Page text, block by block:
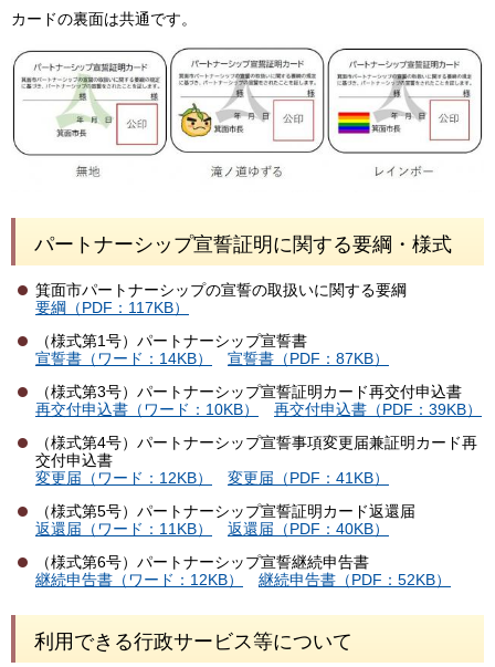
カードの裏面は共通です。
パートナーシップ宣誓証明に関する要綱・様式
箕面市パートナーシップの宣誓の取扱いに関する要綱
要綱（PDF：117KB）
（様式第1号）パートナーシップ宣誓書
宣誓書（ワード：14KB）
宣誓書（PDF：87KB）
（様式第3号）パートナーシップ宣誓証明カード再交付申込書
再交付申込書（ワード：10KB）
再交付申込書（PDF：39KB）
（様式第4号）パートナーシップ宣誓事項変更届兼証明カード再
交付申込書
変更届（ワード：12KB）
変更届（PDF：41KB）
（様式第5号）パートナーシップ宣誓証明カード返還届
返還届（ワード：11KB）
返還届（PDF：40KB）
（様式第6号）パートナーシップ宣誓継続申告書
継続申告書（ワード：12KB）
継続申告書（PDF：52KB）
利用できる行政サービス等について